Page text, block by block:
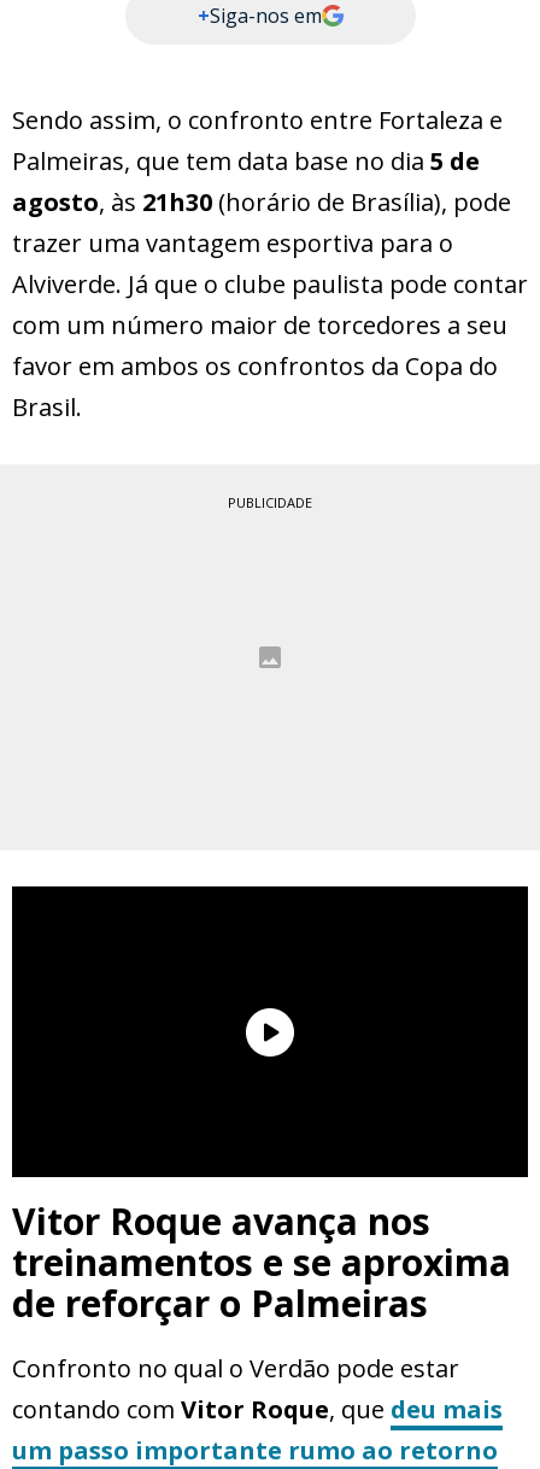
+Siga-nos em
Sendo assim, o confronto entre Fortaleza e
Palmeiras, que tem data base no dia 5 de
agosto, às 21h30 (horário de Brasília), pode
trazer uma vantagem esportiva para o
Alviverde. Já que o clube paulista pode contar
com um número maior de torcedores a seu
favor em ambos os confrontos da Copa do
Brasil.
PUBLICIDADE
Vitor Roque avança nos
treinamentos e se aproxima
de reforçar o Palmeiras
Confronto no qual o Verdão pode estar
contando com Vitor Roque, que deu mais
um passo importante rumo ao retorno